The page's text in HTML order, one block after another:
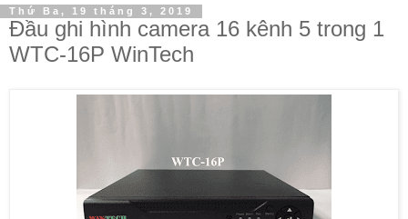
Thứ Ba, 19 tháng 3, 2019
Đầu ghi hình camera 16 kênh 5 trong 1
WTC-16P WinTech